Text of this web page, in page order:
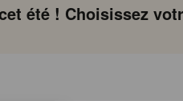
été ! Choisissez